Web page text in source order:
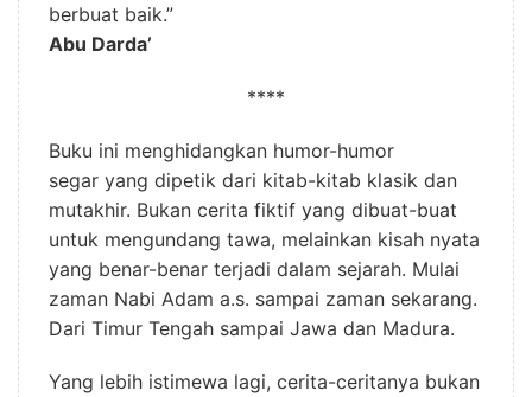
berbuat baik.”
Abu Darda’
****
Buku ini menghidangkan humor-humor
segar yang dipetik dari kitab-kitab klasik dan
mutakhir. Bukan cerita fiktif yang dibuat-buat
untuk mengundang tawa, melainkan kisah nyata
yang benar-benar terjadi dalam sejarah. Mulai
zaman Nabi Adam a.s. sampai zaman sekarang.
Dari Timur Tengah sampai Jawa dan Madura.
Yang lebih istimewa lagi, cerita-ceritanya bukan